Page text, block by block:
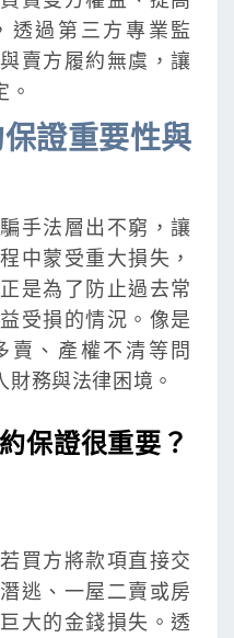
透過第三方專業監
賣方履約無虞，讓
。
證重要性與
手法層出不窮，讓
中蒙受重大損失，
是為了防止過去常
受損的情況。像是
賣、產權不清等問
務與法律困境。
保證很重要？
買方將款項直接交
逃、一屋二賣或房
大的金錢損失。透